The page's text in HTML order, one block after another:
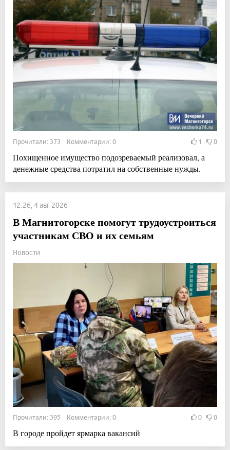
Прочитали: 373 Комментарии: 0 1 0
Похищенное имущество подозреваемый реализовал, а
денежные средства потратил на собственные нужды.
12:26, 4 авг 2026
В Магнитогорске помогут трудоустроиться
участникам СВО и их семьям
Новости
Прочитали: 395 Комментарии: 0 0 0
В городе пройдет ярмарка вакансий